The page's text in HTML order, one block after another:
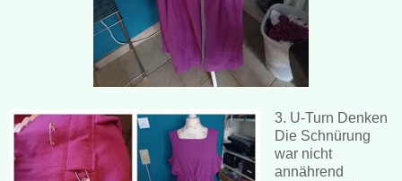
3. U-Turn Denken
Die Schnürung
war nicht
annährend